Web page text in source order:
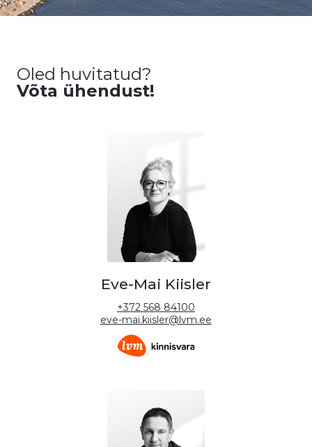
Oled huvitatud?
Võta ühendust!
Eve-Mai Kiisler
+372 568 84100
eve-mai.kiisler@lvm.ee